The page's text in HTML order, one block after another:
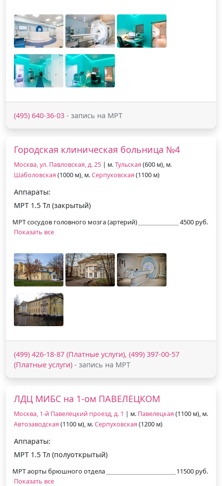
(495) 640-36-03 - запись на МРТ
Городская клиническая больница №4
Москва, ул. Павловская, д. 25 | м.Тульская (600 м), м.
Шаболовская (1000 м), м.Серпуховская (1100 м)
Аппараты:
МРТ 1.5 Тл (закрытый)
МРТ сосудов головного мозга (артерий)
4500 руб.
Показать все
(499) 426-18-87 (Платные услуги), (499) 397-00-57
(Платные услуги) - запись на МРТ
ЛДЦ МИБС на 1-ом ПАВЕЛЕЦКОМ
Москва, 1-й Павелецкий проезд, д. 1 | м. Павелецкая (1100 м), м.
Автозаводская (1100 м), м.Серпуховская (1200 м)
Аппараты:
МРТ 1.5 Тл (полуоткрытый)
МРТ аорты брюшного отдела
11500 руб.
Показать все